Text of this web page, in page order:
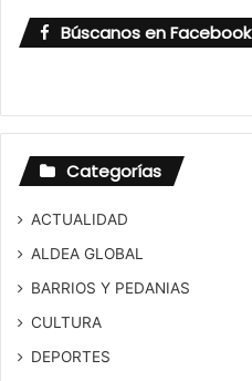
Búscanos en Facebook
Categorías
ACTUALIDAD
ALDEA GLOBAL
BARRIOS Y PEDANIAS
CULTURA
DEPORTES